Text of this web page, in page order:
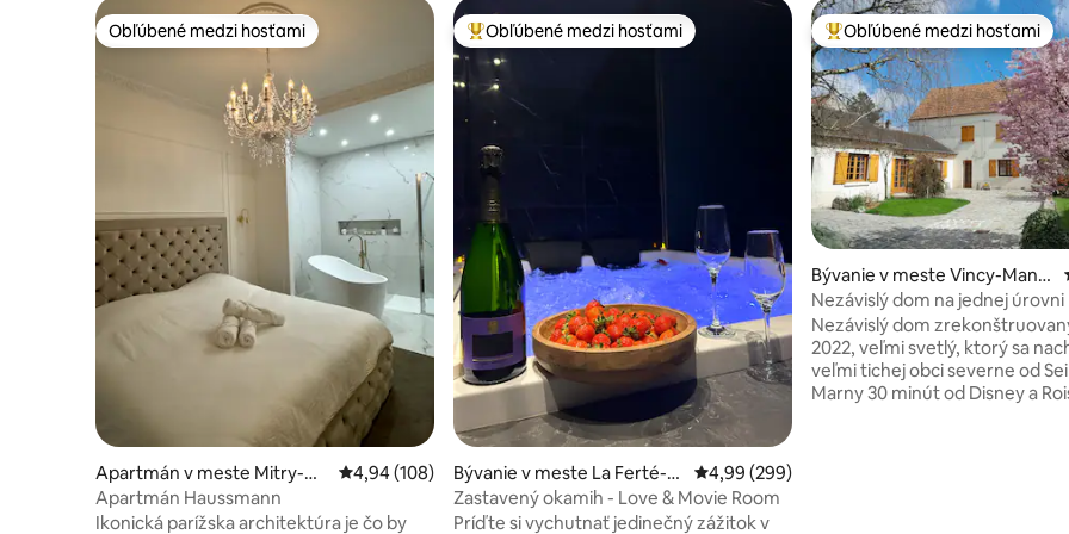
Obľúbené medzi hosťami
Obľúbené medzi hosťami
Apartmán v meste Mitry-M
ory
Priemerné ohodnotenie 4,94 z 5, počet hodnotení: 108
4,94 (108)
Apartmán Haussmann
Ikonická parížska architektúra je čo by
Najobľúbenejšie medzi hosťami
Obľúbené medzi hosťami
Bývanie v meste La Ferté-s
ous-Jouarre
Priemerné ohodnotenie 4,99 z 5, počet
4,99 (299)
Zastavený okamih - Love & Movie Room
Príďte si vychutnať jedinečný zážitok v
Najobľúbenejšie medzi hosťami
Obľúbené medzi hosťami
Bývanie v meste Vincy-Man
œuvre
Nezávislý dom na jednej úrovni
Nezávislý dom
2022, veľmi svetlý, ktorý sa
veľmi tichej obci severne od
Marny 30 minút od Disney a